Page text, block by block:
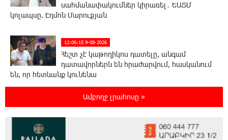
սահմանափակումներ կիրառել․ ԵԱՏՄ
կոլապսը. Էդմոն Մարուքյան
12:06:15 9-08-2026
Հեշտ չէ կաթողիկոս դատելը, անգամ
դատավորներն են հրաժարվում, հասկանում
են, որ հետևանք կունենա
9:59:49 9-08-2026
Ամբողջ լրահոսը »